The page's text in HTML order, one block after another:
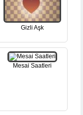
Gizli Aşk
Mesai Saatleri